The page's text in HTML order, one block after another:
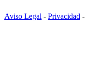
Aviso Legal - Privacidad -